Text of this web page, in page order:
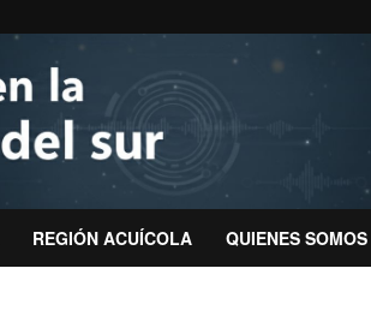
REGIÓN ACUÍCOLA QUIENES SOMOS